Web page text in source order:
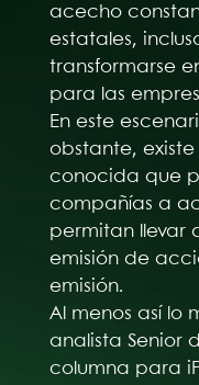
acecho
estatales,
transformarse
para las
En este
obstante,
conocida que
compañías a
permitan llevar
emisión de
emisión.
Al menos así lo
analista Senior
columna para